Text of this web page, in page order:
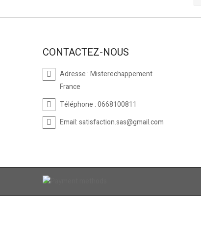
CONTACTEZ-NOUS
Adresse :Misterechappement
France
Téléphone :0668100811
Email:satisfaction.sas@gmail.com